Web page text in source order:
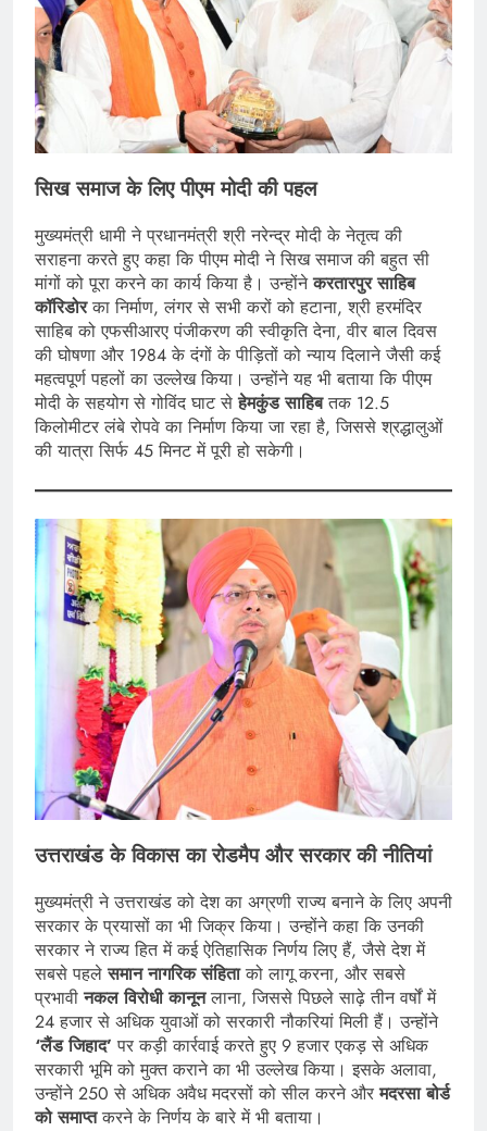
सिख समाज के लिए पीएम मोदी की पहल
मुख्यमंत्री धामी ने प्रधानमंत्री श्री नरेन्द्र मोदी के नेतृत्व की
सराहना करते हुए कहा कि पीएम मोदी ने सिख समाज की बहुत सी
मांगों को पूरा करने का कार्य किया है। उन्होंनेकरतारपुर साहिब
कॉरिडोरका निर्माण, लंगर से सभी करों को हटाना, श्री हरमंदिर
साहिब को एफसीआरए पंजीकरण की स्वीकृति देना, वीर बाल दिवस
की घोषणा और 1984 के दंगों के पीड़ितों को न्याय दिलाने जैसी कई
महत्वपूर्ण पहलों का उल्लेख किया। उन्होंने यह भी बताया कि पीएम
मोदी के सहयोग से गोविंद घाट सेहेमकुंड साहिबतक 12.5
किलोमीटर लंबे रोपवे का निर्माण किया जा रहा है, जिससे श्रद्धालुओं
की यात्रा सिर्फ 45 मिनट में पूरी हो सकेगी।
उत्तराखंड के विकास का रोडमैप और सरकार की नीतियां
मुख्यमंत्री ने उत्तराखंड को देश का अग्रणी राज्य बनाने के लिए अपनी
सरकार के प्रयासों का भी जिक्र किया। उन्होंने कहा कि उनकी
सरकार ने राज्य हित में कई ऐतिहासिक निर्णय लिए हैं, जैसे देश में
सबसे पहलेसमान नागरिक संहिताको लागू करना, और सबसे
प्रभावीनकल विरोधी कानूनलाना, जिससे पिछले साढ़े तीन वर्षों में
24 हजार से अधिक युवाओं को सरकारी नौकरियां मिली हैं। उन्होंने
‘लैंड जिहाद’ पर कड़ी कार्रवाई करते हुए 9 हजार एकड़ से अधिक
सरकारी भूमि को मुक्त कराने का भी उल्लेख किया। इसके अलावा,
उन्होंने 250 से अधिक अवैध मदरसों को सील करने औरमदरसा बोर्ड
को समाप्तकरने के निर्णय के बारे में भी बताया।